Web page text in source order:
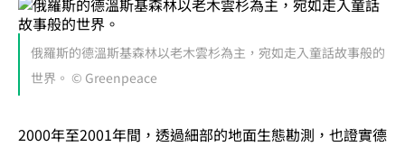
俄羅斯的德溫斯基森林以老木雲杉為主，宛如走入童話故事般的
世界。 © Greenpeace
2000年至2001年間，透過細部的地面生態勘測，也證實德